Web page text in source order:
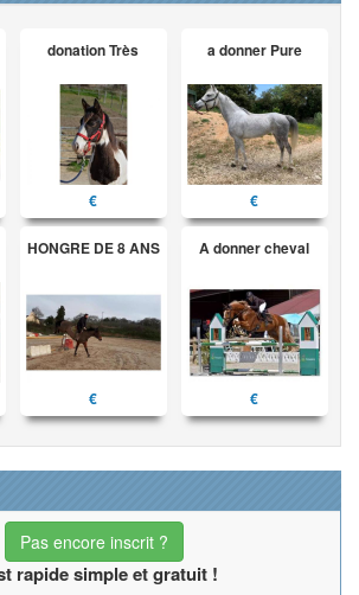
donation Très
€
a donner Pure
€
HONGRE DE 8 ANS
€
A donner cheval
€
Pas encore inscrit ?
rapide simple et gratuit !